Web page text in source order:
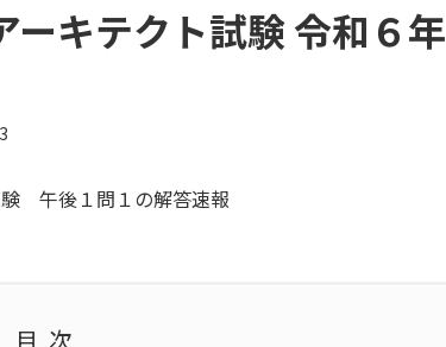
ーキテクト試験 令和６年
午後１問１の解答速報
目次